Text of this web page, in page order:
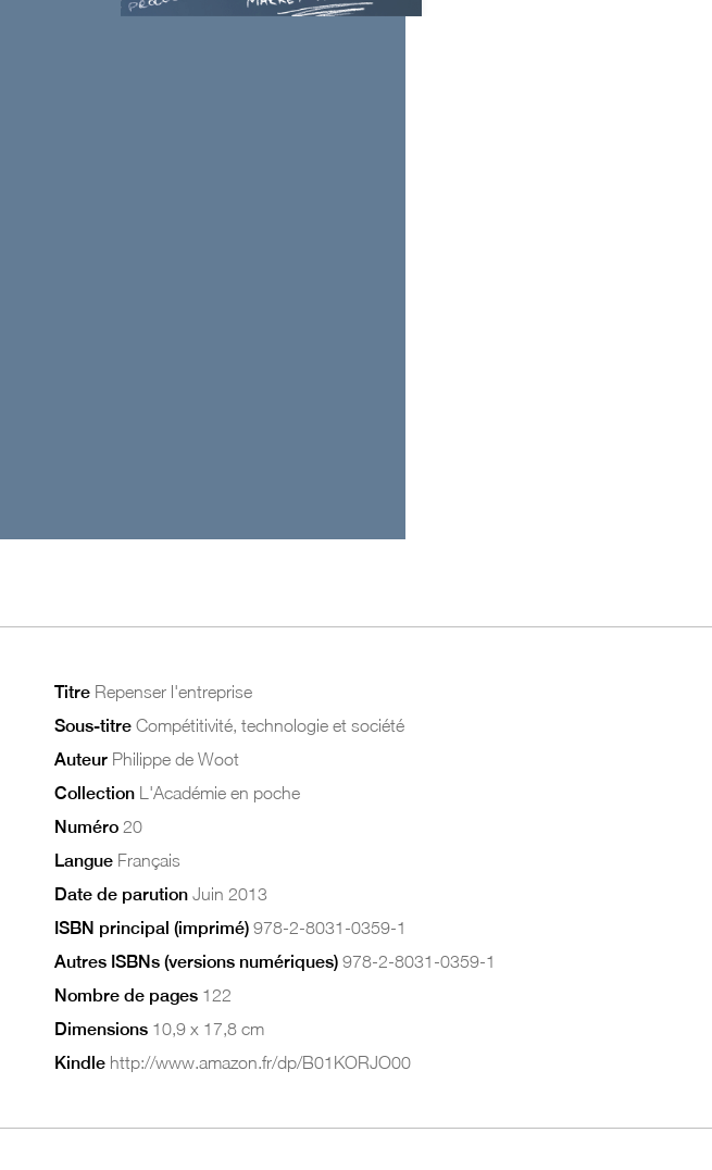
Titre Repenser l'entreprise
Sous-titre Compétitivité, technologie et société
Auteur Philippe de Woot
Collection L'Académie en poche
Numéro 20
Langue Français
Date de parution Juin 2013
ISBN principal (imprimé) 978-2-8031-0359-1
Autres ISBNs (versions numériques) 978-2-8031-0359-1
Nombre de pages 122
Dimensions 10,9 x 17,8 cm
Kindle http://www.amazon.fr/dp/B01KORJO00